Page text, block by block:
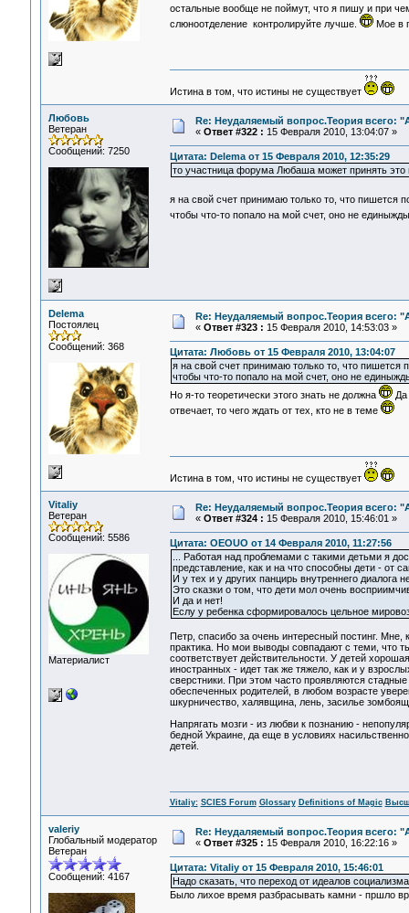
остальные вообще не поймут, что я пишу и при
слюноотделение контролируйте лучше.
Мое в
Истина в том, что истины не существует
Любовь
Ветеран
Сообщений: 7250
Re: Неудаляемый вопрос.Теория всего:
« Ответ #322 : 15 Февраля 2010, 13:04:07 »
Цитата: Delema от 15 Февраля 2010, 12:35:29
то участница форума Любаша может принять это
я на свой счет принимаю только то, что пишется
чтобы что-то попало на мой счет, оно не
Delema
Постоялец
Сообщений: 368
Re: Неудаляемый вопрос.Теория всего:
« Ответ #323 : 15 Февраля 2010, 14:53:03 »
Цитата: Любовь от 15 Февраля 2010, 13:04:07
я на свой счет принимаю только то, что
чтобы что-то попало на мой счет, оно не
Но я-то теоретически этого знать не должна
Да
отвечает, то чего ждать от тех, кто не в теме
Истина в том, что истины не существует
Vitaliy
Ветеран
Сообщений: 5586
Материалист
Re: Неудаляемый вопрос.Теория всего:
« Ответ #324 : 15 Февраля 2010, 15:46:01 »
Цитата: OEOUO от 14 Февраля 2010, 11:27:56
... Работая над проблемами с такими детьми я
представление, как и на что способны дети - от
И у тех и у других панцирь внутреннего диалога
Это сказки о том, что дети мол очень
И да и нет!
Еслу у ребенка сформировалось цельное
Петр, спасибо за очень интересный постинг.
практика. Но мои выводы совпадают с теми, что
соответствует действительности. У детей
иностранных - идет так же тяжело, как и у
сверстники. При этом часто проявляются
обеспеченных родителей, в любом возрасте
шкурничество, халявщина, лень, засилье
Напрягать мозги - из любви к познанию -
бедной Украине, да еще в условиях
детей.
Vitaliy: SCIES Forum Glossary Definitions of Magic
valeriy
Глобальный модератор
Ветеран
Сообщений: 4167
Re: Неудаляемый вопрос.Теория всего:
« Ответ #325 : 15 Февраля 2010, 16:22:16 »
Цитата: Vitaliy от 15 Февраля 2010, 15:46:01
Надо сказать, что переход от идеалов
Было лихое время разбрасывать камни - пршло